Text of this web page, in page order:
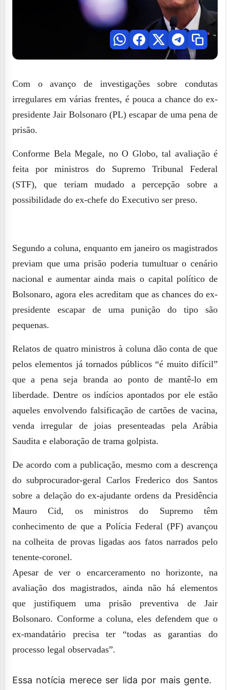
Com
o avanço de investigações sobre condutas
irregulares em várias frentes, é pouca a chance do ex-
presidente Jair Bolsonaro (PL) escapar de uma pena de
prisão.
Conforme Bela Megale, no O Globo, tal avaliação é
feita por ministros do Supremo Tribunal Federal
(STF), que teriam mudado a percepção sobre a
possibilidade do ex-chefe do Executivo ser preso.
Segundo a coluna, enquanto em janeiro os magistrados
previam que uma prisão poderia tumultuar o cenário
nacional e aumentar ainda mais o capital político de
Bolsonaro, agora eles acreditam que as chances do ex-
presidente escapar de uma punição do tipo são
pequenas.
Relatos de quatro ministros à coluna dão conta de que
pelos elementos já tornados públicos “é muito difícil”
que a pena seja branda ao ponto de mantê-lo em
liberdade. Dentre os indícios apontados por ele estão
aqueles envolvendo falsificação de cartões de vacina,
venda irregular de joias presenteadas pela Arábia
Saudita e elaboração de trama golpista.
De acordo com a publicação, mesmo com a descrença
do subprocurador-geral Carlos Frederico dos Santos
sobre a delação do ex-ajudante ordens da Presidência
Mauro Cid, os ministros do Supremo têm
conhecimento de que a Polícia Federal (PF) avançou
na colheita de provas ligadas aos fatos narrados pelo
tenente-coronel.
Apesar de ver o encarceramento no horizonte, na
avaliação dos magistrados, ainda não há elementos
que justifiquem uma prisão preventiva de Jair
Bolsonaro. Conforme a coluna, eles defendem que o
ex-mandatário precisa ter “todas as garantias do
processo legal observadas”.
Essa notícia merece ser lida por mais gente.